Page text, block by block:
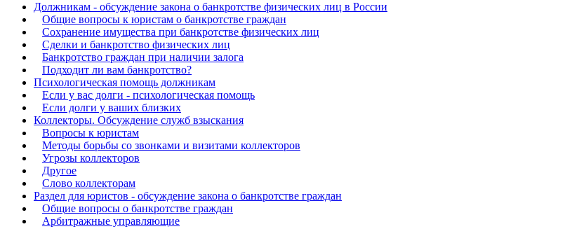
Должникам - обсуждение закона о банкротстве физических лиц в России
Общие вопросы к юристам о банкротстве граждан
Сохранение имущества при банкротстве физических лиц
Сделки и банкротство физических лиц
Банкротство граждан при наличии залога
Подходит ли вам банкротство?
Психологическая помощь должникам
Если у вас долги - психологическая помощь
Если долги у ваших близких
Коллекторы. Обсуждение служб взыскания
Вопросы к юристам
Методы борьбы со звонками и визитами коллекторов
Угрозы коллекторов
Другое
Слово коллекторам
Раздел для юристов - обсуждение закона о банкротстве граждан
Общие вопросы о банкротстве граждан
Арбитражные управляющие